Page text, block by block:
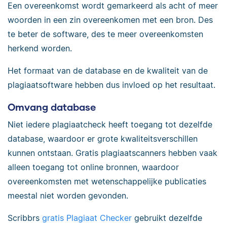
Een overeenkomst wordt gemarkeerd als acht of meer
woorden in een zin overeenkomen met een bron. Des
te beter de software, des te meer overeenkomsten
herkend worden.
Het formaat van de database en de kwaliteit van de
plagiaatsoftware hebben dus invloed op het resultaat.
Omvang database
Niet iedere plagiaatcheck heeft toegang tot dezelfde
database, waardoor er grote kwaliteitsverschillen
kunnen ontstaan. Gratis plagiaatscanners hebben vaak
alleen toegang tot online bronnen, waardoor
overeenkomsten met wetenschappelijke publicaties
meestal niet worden gevonden.
Scribbrs gratis Plagiaat Checker gebruikt dezelfde